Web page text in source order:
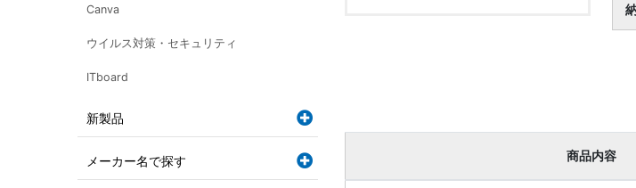
商品内容
Canva
ウイルス対策・セキュリティ
ITboard
新製品
メーカー名で探す